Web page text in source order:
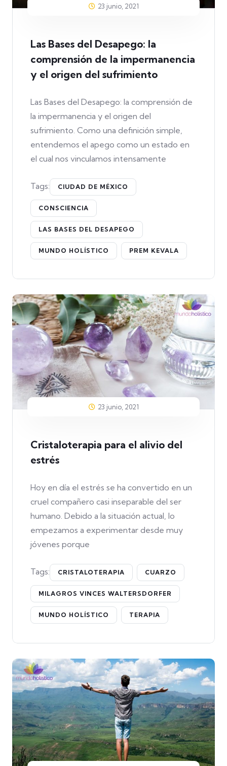
23 junio, 2021
Las Bases del Desapego: la
comprensión de la impermanencia
y el origen del sufrimiento
Las Bases del Desapego: la comprensión de
la impermanencia y el origen del
sufrimiento. Como una definición simple,
entendemos el apego como un estado en
el cual nos vinculamos intensamente
Tags: CIUDAD DE MÉXICO
CONSCIENCIA
LAS BASES DEL DESAPEGO
MUNDO HOLÍSTICO PREM KEVALA
23 junio, 2021
Cristaloterapia para el alivio del
estrés
Hoy en día el estrés se ha convertido en un
cruel compañero casi inseparable del ser
humano. Debido a la situación actual, lo
empezamos a experimentar desde muy
jóvenes porque
Tags: CRISTALOTERAPIA CUARZO
MILAGROS VINCES WALTERSDORFER
MUNDO HOLÍSTICO TERAPIA